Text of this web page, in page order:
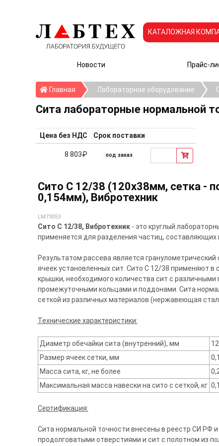
КАТАЛОЖНАЯ
Новости Прайс-
ГлавнаяГлавнаяЛабораторное оборудование
Сита лабораторные нормальной
Цена без НДС Срок поставки
8 803₽ под заказ
Сито С 12/38 (120х38мм, сетка -
0,154мм), Вибротехник
LM73053
Сито С 12/38, Вибротехник- это круглый
применяется для разделения частиц, составляющих
Результатом рассева является
ячеек установленных сит. Сито С 12/38 применяют в
крышки, необходимого количества сит с
промежуточными кольцами и поддонами. Сита
сеткой из различных материалов (нержавеющая
Технические характеристики:
Диаметр обечайки сита (внутренний), мм
Размер ячеек сетки, мм
Масса сита, кг, не более
Максимальная масса навески на сито с сеткой, кг 0,1
Сертификация:
Сита нормальной точности внесены в реестр СИ РФ
продолговатыми отверстиями и сит с полотном из